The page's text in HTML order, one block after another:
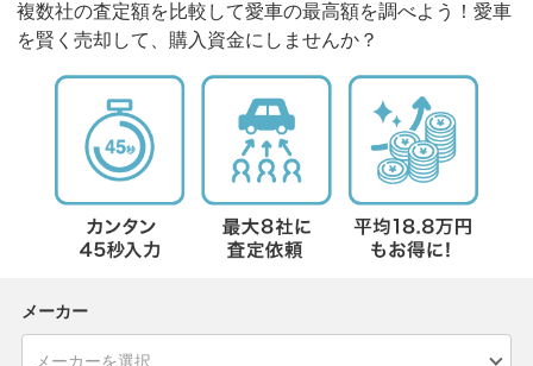
複数社の査定額を比較して愛車の最高額を調べよう！愛車
を賢く売却して、購入資金にしませんか？
メーカー